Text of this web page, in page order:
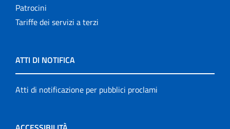
Patrocini
Tariffe dei servizi a terzi
ATTI DI NOTIFICA
Atti di notificazione per pubblici proclami